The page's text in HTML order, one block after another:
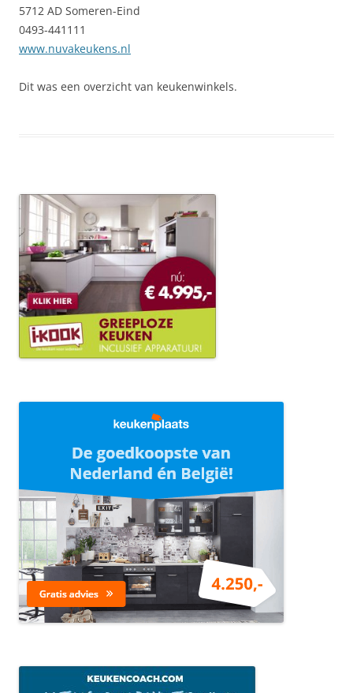
5712 AD Someren-Eind
0493-441111
www.nuvakeukens.nl
Dit was een overzicht van keukenwinkels.